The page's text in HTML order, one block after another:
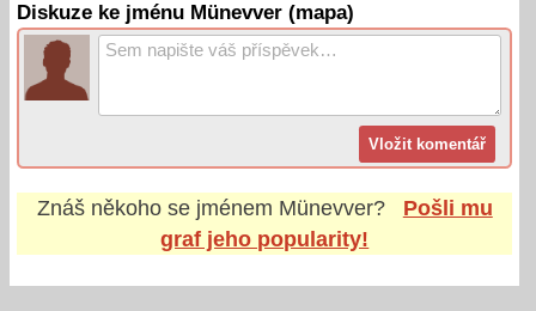
Diskuze ke jménu Münevver (mapa)
Znáš někoho se jménem Münevver?
Pošli mu
graf jeho popularity!